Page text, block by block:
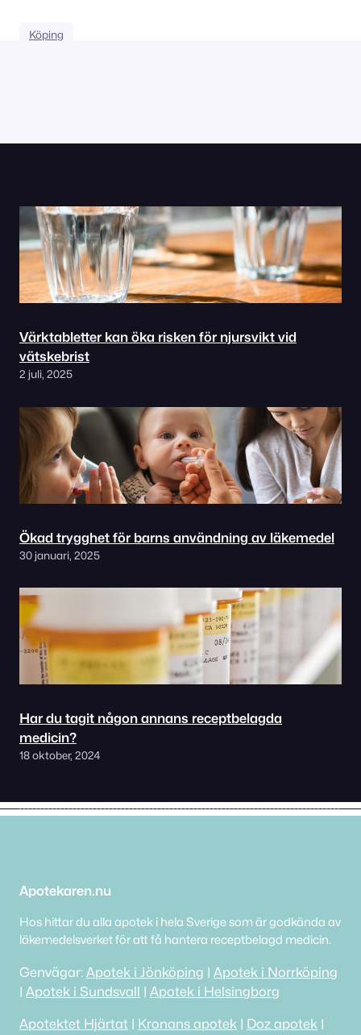
Köping
Värktabletter kan öka risken för njursvikt vid
vätskebrist
2 juli, 2025
Ökad trygghet för barns användning av läkemedel
30 januari, 2025
Har du tagit någon annans receptbelagda
medicin?
18 oktober, 2024
Apotekaren.nu
Hos hittar du alla apotek i hela Sverige som är godkända av
läkemedelsverket för att få hantera receptbelagd medicin.
Genvägar: Apotek i Jönköping | Apotek i Norrköping
| Apotek i Sundsvall | Apotek i Helsingborg
Apotektet Hjärtat | Kronans apotek | Doz apotek |